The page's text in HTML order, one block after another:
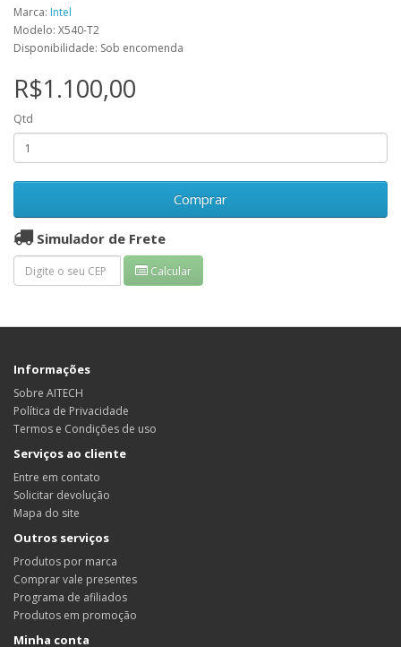
Marca: Intel
Modelo: X540-T2
Disponibilidade: Sob encomenda
R$1.100,00
Qtd
Comprar
Simulador de Frete
Calcular
Informações
Sobre AITECH
Política de Privacidade
Termos e Condições de uso
Serviços ao cliente
Entre em contato
Solicitar devolução
Mapa do site
Outros serviços
Produtos por marca
Comprar vale presentes
Programa de afiliados
Produtos em promoção
Minha conta